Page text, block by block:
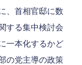
、首相官邸に数
する集中検討会
一本化するかど
の党主導の政策